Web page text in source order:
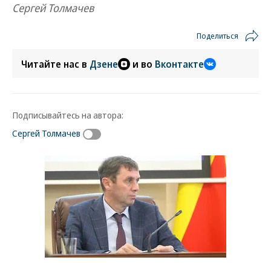
Сергей Толмачев
Поделиться
Читайте нас в Дзене и во Вконтакте
Подписывайтесь на автора:
Сергей Толмачев